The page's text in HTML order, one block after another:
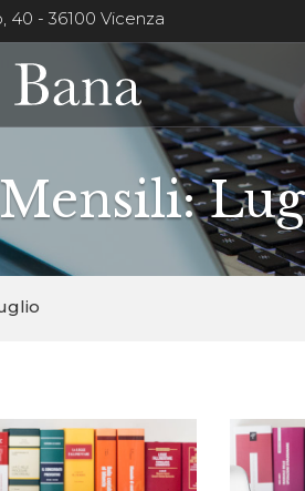
40 - 36100 Vicenza